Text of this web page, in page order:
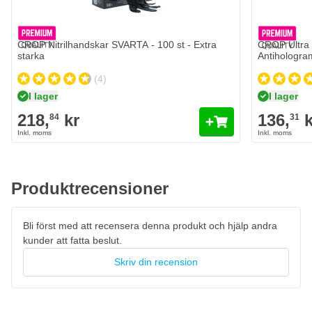
Lättviktig plast
Aluminiumdesign
Höjd: 85 cm
Bredd: 55 cm
Lägg till i kundvagn
CROP Nitrilhandskar SVARTA - 100 st - Extra
starka
(4)
I lager
218,84 kr
CROP
I lager
136,31
Produktrecensioner
Bli först med att recensera denna produkt och hjälp andra
kunder att fatta beslut.
Skriv din recension